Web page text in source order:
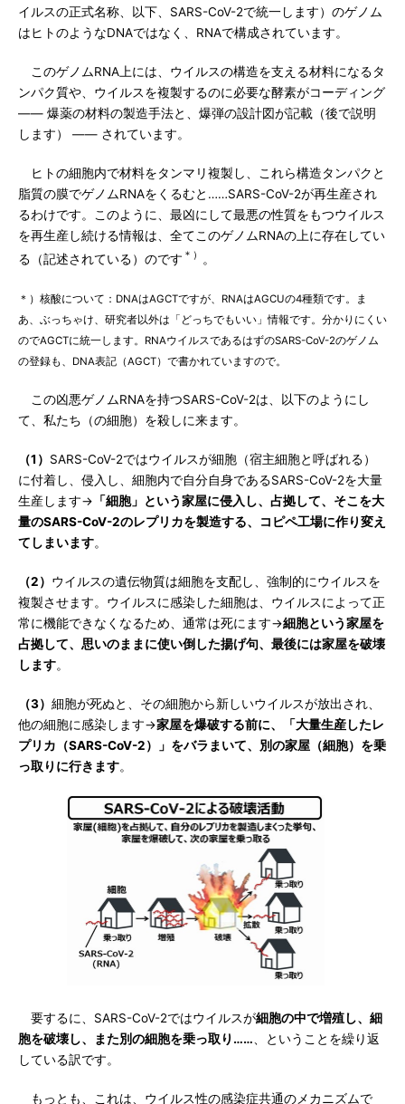
イルスの正式名称、以下、SARS-CoV-2で統一します）のゲノム
はヒトのようなDNAではなく、RNAで構成されています。
このゲノムRNA上には、ウイルスの構造を支える材料になるタ
ンパク質や、ウイルスを複製するのに必要な酵素がコーディング
―― 爆薬の材料の製造手法と、爆弾の設計図が記載（後で説明
します） ―― されています。
ヒトの細胞内で材料をタンマリ複製し、これら構造タンパクと
脂質の膜でゲノムRNAをくるむと……SARS-CoV-2が再生産され
るわけです。このように、最凶にして最悪の性質をもつウイルス
を再生産し続ける情報は、全てこのゲノムRNAの上に存在してい
る（記述されている）のです ＊） 。
＊）核酸について：DNAはAGCTですが、RNAはAGCUの4種類です。ま
あ、ぶっちゃけ、研究者以外は「どっちでもいい」情報です。分かりにくい
のでAGCTに統一します。RNAウイルスであるはずのSARS-CoV-2のゲノム
の登録も、DNA表記（AGCT）で書かれていますので。
この凶悪ゲノムRNAを持つSARS-CoV-2は、以下のようにし
て、私たち（の細胞）を殺しに来ます。
（1） SARS-CoV-2ではウイルスが細胞（宿主細胞と呼ばれる）
に付着し、侵入し、細胞内で自分自身であるSARS-CoV-2を大量
生産します→ 「細胞」という家屋に侵入し、占拠して、そこを大
量のSARS-CoV-2のレプリカを製造する、コピペ工場に作り変え
てしまいます。
（2） ウイルスの遺伝物質は細胞を支配し、強制的にウイルスを
複製させます。ウイルスに感染した細胞は、ウイルスによって正
常に機能できなくなるため、通常は死にます→細胞という家屋を
占拠して、思いのままに使い倒した揚げ句、最後には家屋を破壊
します。
（3） 細胞が死ぬと、その細胞から新しいウイルスが放出され、
他の細胞に感染します→家屋を爆破する前に、「大量生産したレ
プリカ（SARS-CoV-2）」をバラまいて、別の家屋（細胞）を乗
っ取りに行きます。
要するに、SARS-CoV-2ではウイルスが細胞の中で増殖し、細
胞を破壊し、また別の細胞を乗っ取り…… 、ということを繰り返
している訳です。
もっとも、これは、ウイルス性の感染症共通のメカニズムで